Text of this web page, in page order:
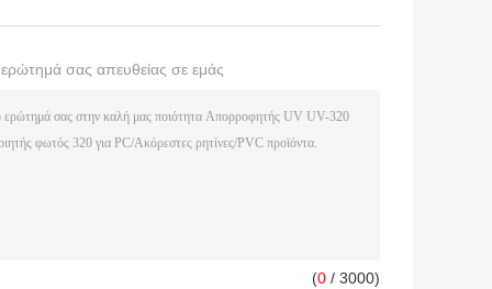
ερώτημά σας απευθείας σε εμάς
(0 / 3000)